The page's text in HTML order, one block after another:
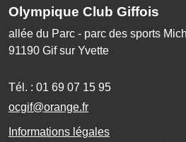
Olympique Club Giffois
allée du Parc - parc des sports
91190 Gif sur Yvette
Tél. : 01 69 07 15 95
ocgif@orange.fr
Informations légales